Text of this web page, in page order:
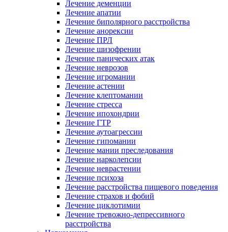
Лечение деменции
Лечение апатии
Лечение биполярного расстройства
Лечение анорексии
Лечение ПРЛ
Лечение шизофрении
Лечение панических атак
Лечение неврозов
Лечение игромании
Лечение астении
Лечение клептомании
Лечение стресса
Лечение ипохондрии
Лечение ГТР
Лечение аутоагрессии
Лечение гипомании
Лечение мании преследования
Лечение нарколепсии
Лечение неврастении
Лечение психоза
Лечение расстройства пищевого поведения
Лечение страхов и фобий
Лечение циклотимии
Лечение тревожно-депрессивного
расстройства